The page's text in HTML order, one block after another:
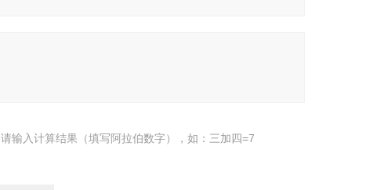
请输入计算结果（填写阿拉伯数字），如：三加四=7